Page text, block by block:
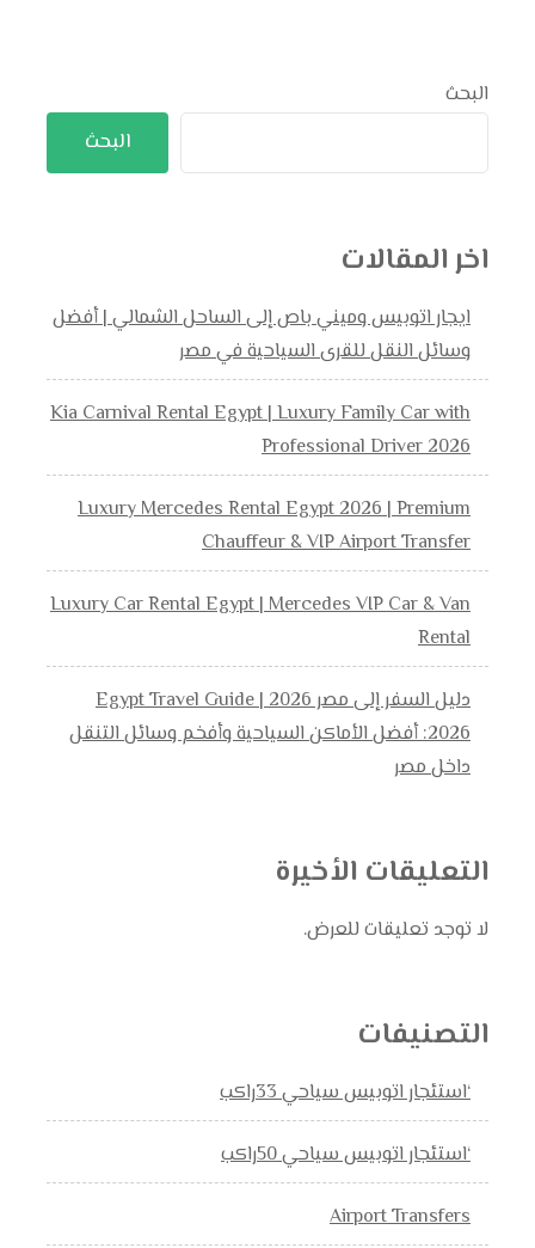
البحث
البحث
اخر المقالات
ايجار اتوبيس وميني باص إلى الساحل الشمالي | أفضل
وسائل النقل للقرى السياحية في مصر
Kia Carnival Rental Egypt | Luxury Family Car with
Professional Driver 2026
Luxury Mercedes Rental Egypt 2026 | Premium
Chauffeur & VIP Airport Transfer
Luxury Car Rental Egypt | Mercedes VIP Car & Van
Rental
دليل السفر إلى مصر 2026 | Egypt Travel Guide
2026: أفضل الأماكن السياحية وأفخم وسائل التنقل
داخل مصر
التعليقات الأخيرة
لا توجد تعليقات للعرض.
التصنيفات
‘استئجار اتوبيس سياحي 33راكب
‘استئجار اتوبيس سياحي 50راكب
Airport Transfers